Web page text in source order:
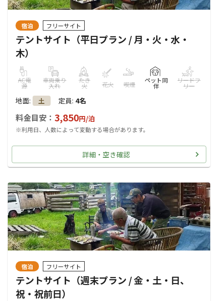
宿泊 フリーサイト
テントサイト（平日プラン / 月・火・水・
木）
AC電
源
車両乗り
入れ
たき
火 花火 喫煙
ペット同
伴
リードフ
リー
地面: 土 定員: 4名
料金目安： 3,850円/泊
※利用日、人数によって変動する場合があります。
詳細・空き確認
宿泊 フリーサイト
テントサイト（週末プラン / 金・土・日、
祝・祝前日）